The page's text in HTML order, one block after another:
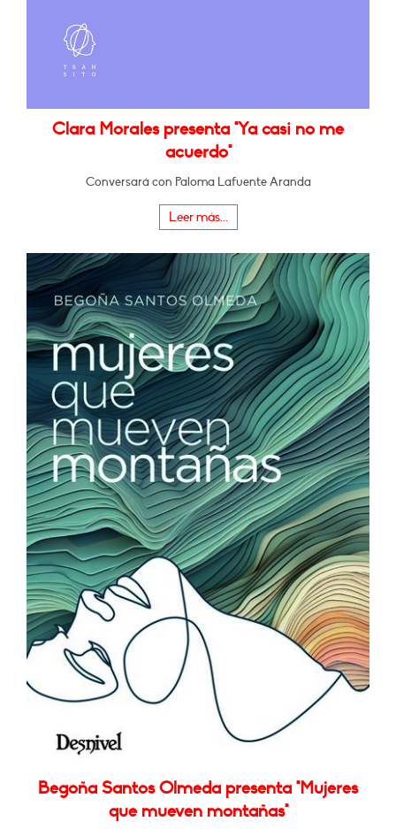
Clara Morales presenta "Ya casi no me
acuerdo"
Conversará con Paloma Lafuente Aranda
Leer más...
Begoña Santos Olmeda presenta "Mujeres
que mueven montañas"